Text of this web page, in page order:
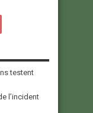
testent
l’incident